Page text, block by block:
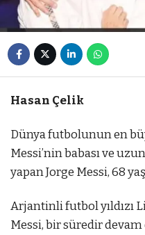
Hasan Çelik
Dünya futbolunun en
Messi’nin babası ve
yapan Jorge Messi, 68
Arjantinli futbol yıldızı
Messi, bir süredir devam